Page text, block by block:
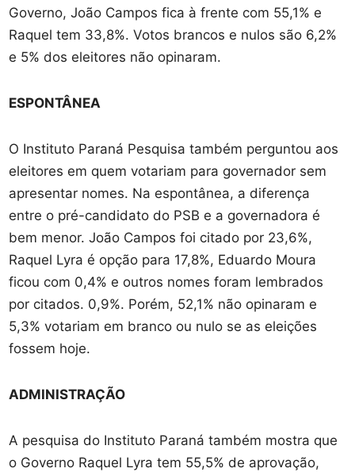
Governo, João Campos fica à frente com 55,1% e
Raquel tem 33,8%. Votos brancos e nulos são 6,2%
e 5% dos eleitores não opinaram.
ESPONTÂNEA
O Instituto Paraná Pesquisa também perguntou aos
eleitores em quem votariam para governador sem
apresentar nomes. Na espontânea, a diferença
entre o pré-candidato do PSB e a governadora é
bem menor. João Campos foi citado por 23,6%,
Raquel Lyra é opção para 17,8%, Eduardo Moura
ficou com 0,4% e outros nomes foram lembrados
por citados. 0,9%. Porém, 52,1% não opinaram e
5,3% votariam em branco ou nulo se as eleições
fossem hoje.
ADMINISTRAÇÃO
A pesquisa do Instituto Paraná também mostra que
o Governo Raquel Lyra tem 55,5% de aprovação,